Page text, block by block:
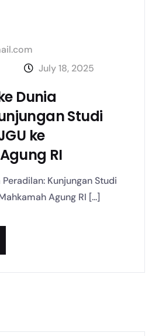
July 18, 2025
Dunia
Studi
ke
RI
Kunjungan Studi
Agung RI [...]